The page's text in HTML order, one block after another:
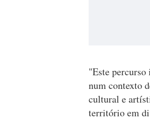
"Este
num contexto
cultural e
território em